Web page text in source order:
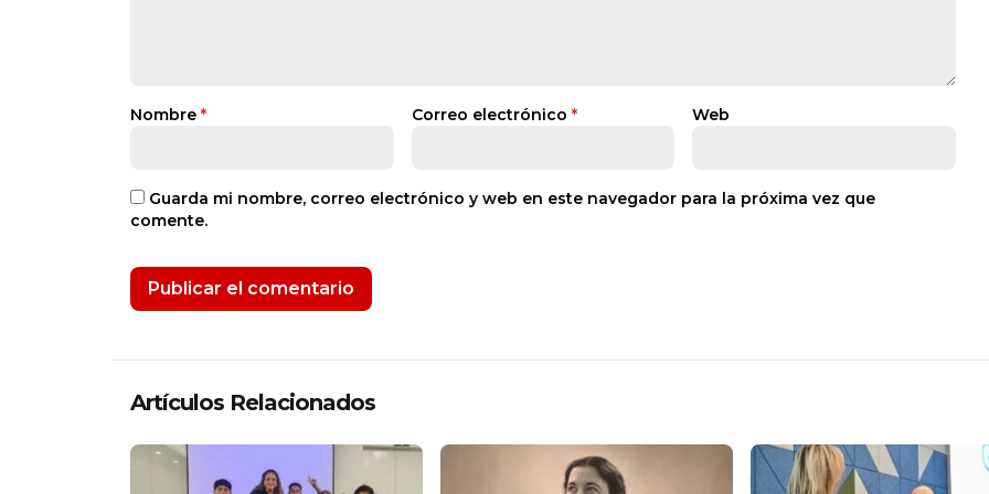
Nombre * Correo electrónico * Web
Guarda mi nombre, correo electrónico y web en este navegador para la próxima vez que
comente.
Artículos Relacionados